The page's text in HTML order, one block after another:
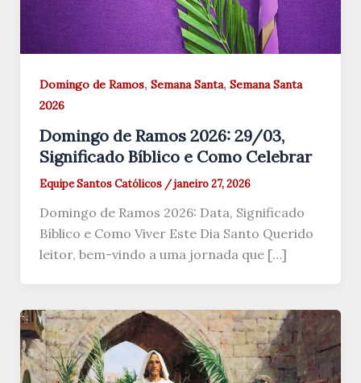
Domingo de Ramos, Semana Santa, Semana Santa
2026
Domingo de Ramos 2026: 29/03,
Significado Bíblico e Como Celebrar
Equipe Santos Católicos /janeiro 27, 2026
Domingo de Ramos 2026: Data, Significado
Bíblico e Como Viver Este Dia Santo Querido
leitor, bem-vindo a uma jornada que […]